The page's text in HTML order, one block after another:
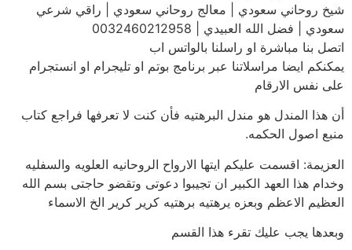
شيخ روحاني سعودي | معالج روحاني سعودي | راقي شرعي
سعودي | فضل الله العبيدي | 0032460212958
اتصل بنا مباشرة او راسلنا بالواتس اب
يمكنكم ايضا مراسلاتنا عبر برنامج بوتم او تليجرام او انستجرام
على نفس الارقام
أن هذا المندل هو مندل البرهتيه فأن كنت لا تعرفها فراجع كتاب
منبع اصول الحكمه.
العزيمة: اقسمت عليكم ايتها الارواح الروحانيه العلويه والسفليه
وخدام هذا العهد الكبير ان تجيبوا دعوتى وتقضو حاجتى بسم الله
العظيم الاعظم وبعزه يرهتيه برهتيه كرير كرير الخ الاسماء
وبعدها يجب عليك تقرء هذا القسم